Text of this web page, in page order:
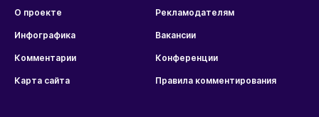
О проекте Рекламодателям
Инфографика Вакансии
Комментарии Конференции
Карта сайта Правила комментирования